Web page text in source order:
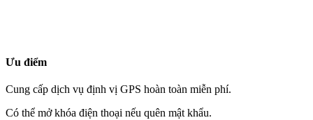
Ưu điểm
Cung cấp dịch vụ định vị GPS hoàn toàn miễn phí.
Có thể mở khóa điện thoại nếu quên mật khẩu.